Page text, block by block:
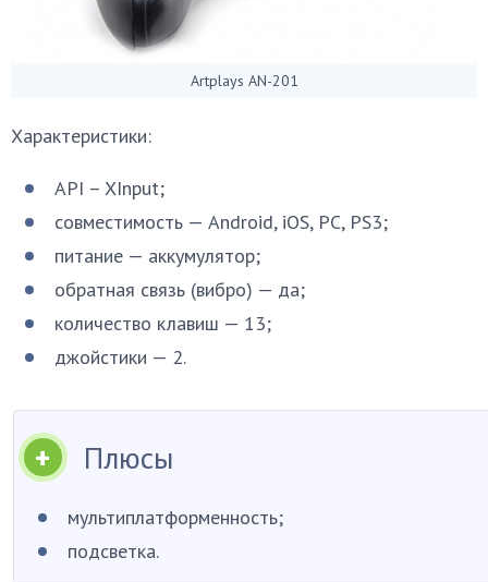
Artplays AN-201
Характеристики:
API – XInput;
совместимость — Android, iOS, PC, PS3;
питание — аккумулятор;
обратная связь (вибро) — да;
количество клавиш — 13;
джойстики — 2.
Плюсы
мультиплатформенность;
подсветка.